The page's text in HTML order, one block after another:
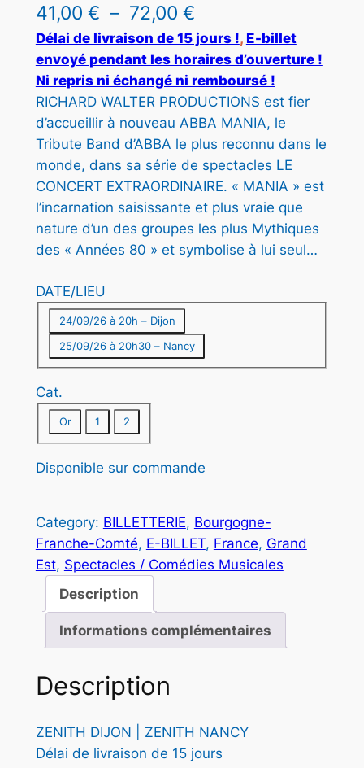
41,00 € – 72,00 €P
l
a
g
e
d
e
p
r
x
:
0
€
7
2
0
Délai de livraison de 15 jours !, E-billet
envoyé pendant les horaires d’ouverture !
Ni repris ni échangé ni remboursé !
RICHARD WALTER PRODUCTIONS est fier
d’accueillir à nouveau ABBA MANIA, le
Tribute Band d’ABBA le plus reconnu dans le
monde, dans sa série de spectacles LE
CONCERT EXTRAORDINAIRE. « MANIA » est
l’incarnation saisissante et plus vraie que
nature d’un des groupes les plus Mythiques
des « Années 80 » et symbolise à lui seul…
DATE/LIEU
24/09/26 à 20h – Dijon
25/09/26 à 20h30 – Nancy
Cat.
Or 1 2
Disponible sur commande
Category: BILLETTERIE, Bourgogne-
Franche-Comté, E-BILLET, France, Grand
Est, Spectacles / Comédies Musicales
Description
Informations complémentaires
Description
ZENITH DIJON | ZENITH NANCY
Délai de livraison de 15 jours